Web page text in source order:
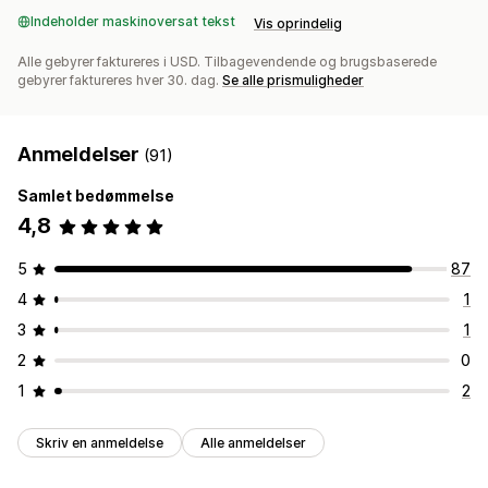
Indeholder maskinoversat tekst Vis oprindelig
Alle gebyrer faktureres i USD. Tilbagevendende og brugsbaserede
gebyrer faktureres hver 30. dag. Se alle prismuligheder
Anmeldelser (91)
Samlet bedømmelse
4,8
5
87
4
1
3
1
2
0
1
2
Skriv en anmeldelse Alle anmeldelser